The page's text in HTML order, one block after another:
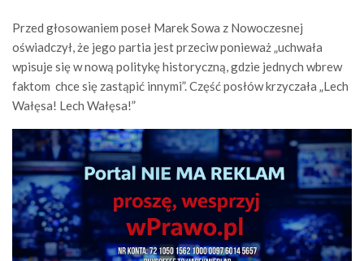
Przed głosowaniem poseł Marek Sowa z Nowoczesnej
oświadczył, że jego partia jest przeciw ponieważ „uchwała
wpisuje się w nową politykę historyczną, gdzie jednych wbrew
faktom chce się zastąpić innymi”. Część posłów krzyczała „Lech
Wałęsa! Lech Wałęsa!”